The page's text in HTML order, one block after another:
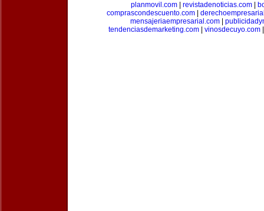
planmovil.com| revistadenoticias.com|
comprascondescuento.com
mensajeriaempresarial.com|
tendenciasdemarketing.com| vinosdecuyo.com